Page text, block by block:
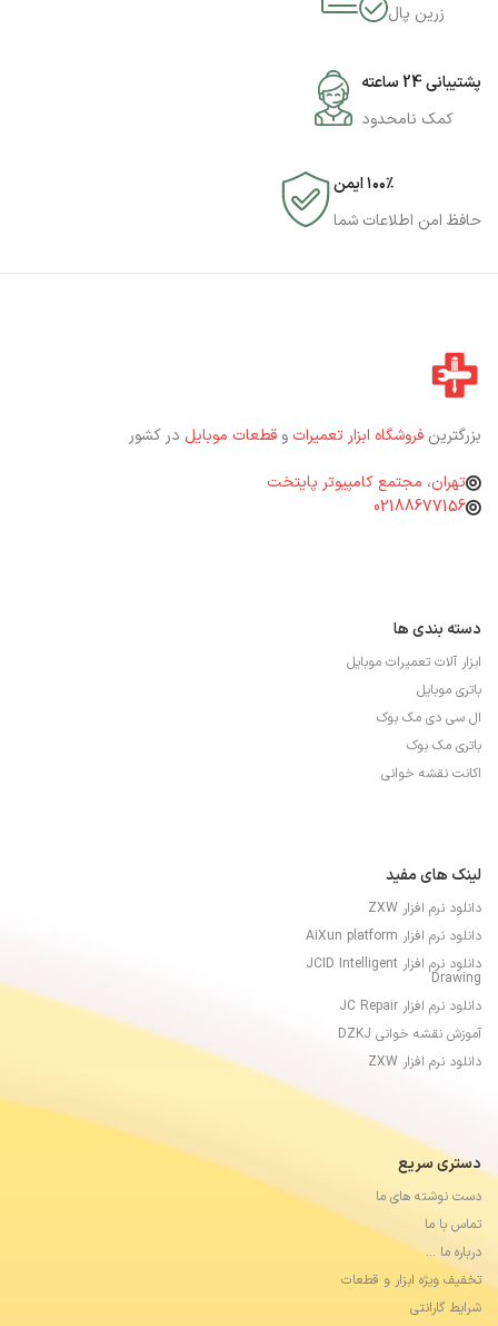
زرین پال
پشتیبانی 24 ساعته
کمک نامحدود
۱۰۰٪ ایمن
حافظ امن اطلاعات شما
بزرگترین فروشگاه ابزار تعمیرات و قطعات موبایل در کشور
تهران، مجتمع کامپیوتر پایتخت
02188677156
دسته بندی ها
ابزار آلات تعمیرات موبایل
باتری موبایل
ال سی دی مک بوک
باتری مک بوک
اکانت نقشه خوانی
لینک های مفید
دانلود نرم افزار ZXW
دانلود نرم افزار AiXun platform
دانلود نرم افزار JCID Intelligent
Drawing
دانلود نرم افزار JC Repair
آموزش نقشه خوانی DZKJ
دانلود نرم افزار ZXW
دستری سریع
دست نوشته های ما
تماس با ما
درباره ما …
تخفیف ویژه ابزار و قطعات
شرایط گارانتی